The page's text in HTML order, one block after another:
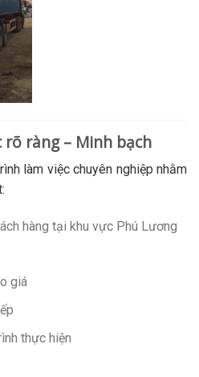
ràng – Minh bạch
làm việc chuyên nghiệp nhằm
hàng tại khu vực Phú Lương
giá
thực hiện